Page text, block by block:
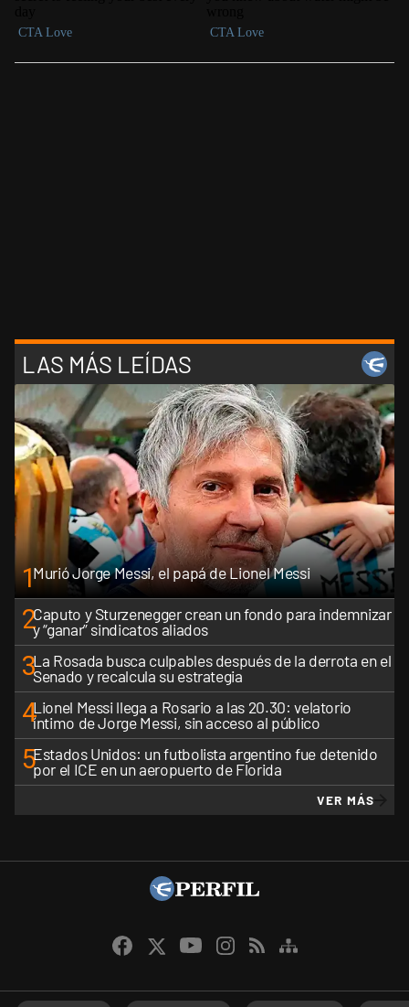
LAS MÁS LEÍDAS
1Murió Jorge Messi, el papá de Lionel Messi
2Caputo y Sturzenegger crean un fondo para indemnizar
y “ganar” sindicatos aliados
3La Rosada busca culpables después de la derrota en el
Senado y recalcula su estrategia
4Lionel Messi llega a Rosario a las 20.30: velatorio
íntimo de Jorge Messi, sin acceso al público
5Estados Unidos: un futbolista argentino fue detenido
por el ICE en un aeropuerto de Florida
VER MÁS